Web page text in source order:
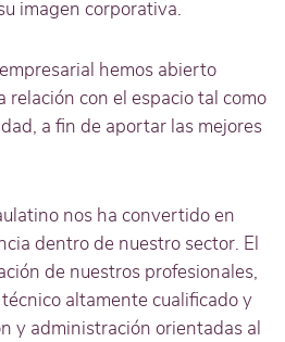
imagen corporativa.
hemos abierto
relación con el espacio tal como
a fin de aportar las mejores
nos ha convertido en
dentro de nuestro sector. El
de nuestros profesionales,
altamente cualificado y
y administración orientadas al